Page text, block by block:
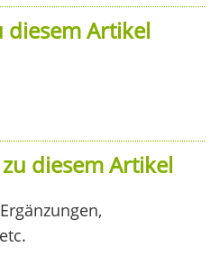
diesem Artikel
diesem Artikel